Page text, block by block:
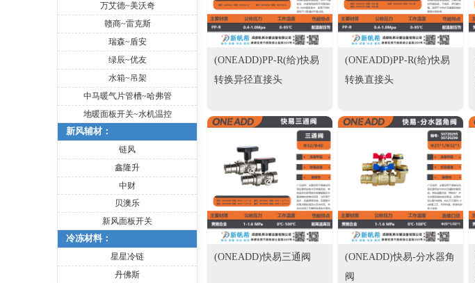
(ONEADD)PP-R(给)快易
转换异径直接头
(ONEADD)PP-R(给)快易
转换直接头
(ONEADD)快易三通阀
(ONEADD)快易-分水器角
阀
万艾德~美沃奇
赣商~雷克斯
瑞森~盾安
绿辰~优友
水箱~吊架
中马暖气片管槽~哈弗管
地暖面板开关~水机温控
新风辅材：
链风
鑫隆升
中财
贝澳乐
新风面板开关
冷冻材料：
星星冷链
丹佛斯